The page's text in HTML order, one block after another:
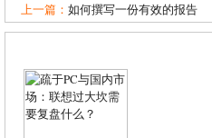
上一篇： 如何撰写一份有效的报告